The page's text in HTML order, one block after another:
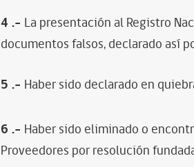
4 .- La presentación al Registro
documentos falsos, declarado así
5 .- Haber sido declarado en
6 .- Haber sido eliminado o
Proveedores por resolución